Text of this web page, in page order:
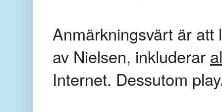
Anmärkningsvärt är
av Nielsen, inkluderar
Internet. Dessutom